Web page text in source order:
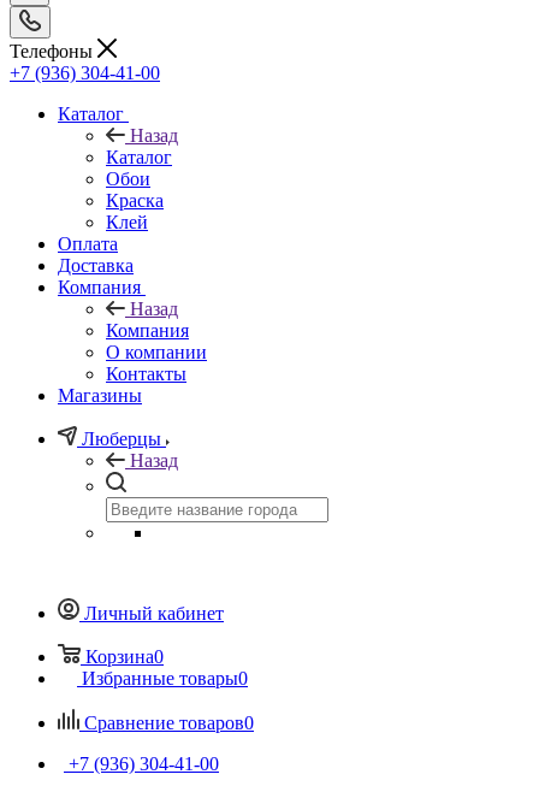
Телефоны
+7 (936) 304-41-00
Каталог
Назад
Каталог
Обои
Краска
Клей
Оплата
Доставка
Компания
Назад
Компания
О компании
Контакты
Магазины
Люберцы
Назад
Личный кабинет
Корзина0
Избранные товары0
Сравнение товаров0
+7 (936) 304-41-00